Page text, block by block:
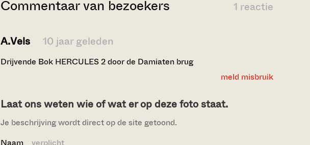
1 reactie
Commentaar van bezoekers
A.Vels 10 jaar geleden
Drijvende Bok HERCULES 2 door de Damiaten brug
meld misbruik
Laat ons weten wie of wat er op deze foto staat.
Je beschrijving wordt direct op de site getoond.
Naam verplicht